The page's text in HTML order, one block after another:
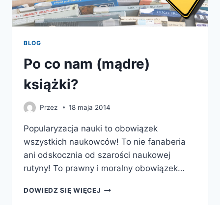
BLOG
Po co nam (mądre)
książki?
Przez 18 maja 2014
Popularyzacja nauki to obowiązek
wszystkich naukowców! To nie fanaberia
ani odskocznia od szarości naukowej
rutyny! To prawny i moralny obowiązek…
DOWIEDZ SIĘ WIĘCEJ PO